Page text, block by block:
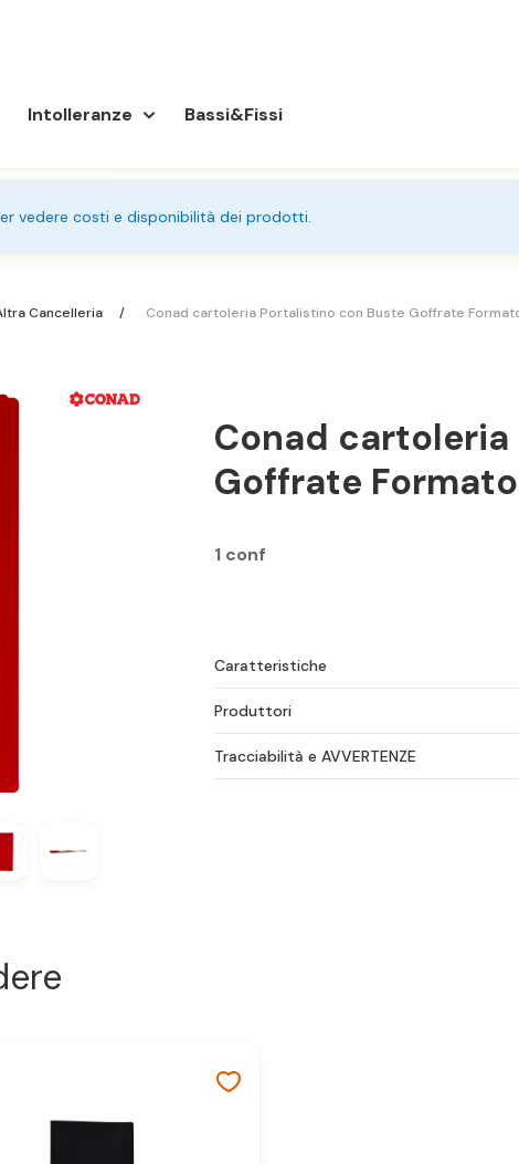
Intolleranze Bassi&Fissi
vedere costi e disponibilità dei prodotti.
Cancelleria Conad cartoleria Portalistino con Buste Goffrate
Conad
Goffrate
1 conf
Caratteristiche
Produttori
Tracciabilità e AVVERTENZE